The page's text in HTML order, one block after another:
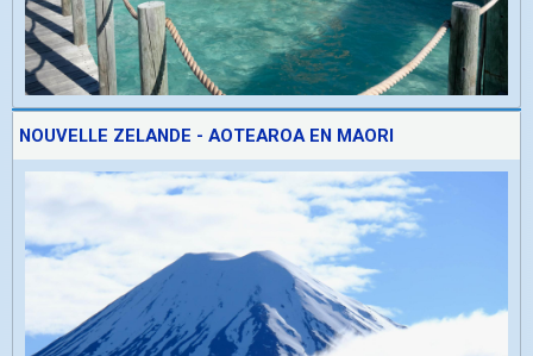
NOUVELLE ZELANDE - AOTEAROA EN MAORI